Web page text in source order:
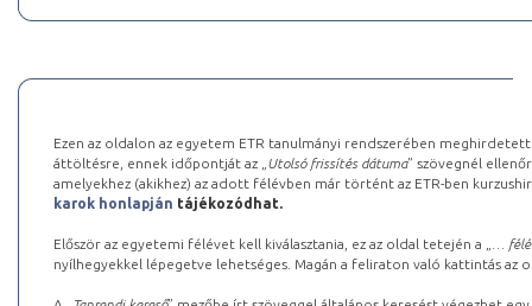
Ezen az oldalon az egyetem ETR tanulmányi rendszerében
áttöltésre, ennek időpontját az „ Utolsó frissítés dátuma” szövegnél
amelyekhez (akikhez) az adott félévben már történt az ETR-ben
karok honlapján tájékozódhat.
Először az egyetemi félévet kell kiválasztania, ez az oldal tetején a „
…
nyílhegyekkel lépegetve lehetséges. Magán a feliraton való kattintás az